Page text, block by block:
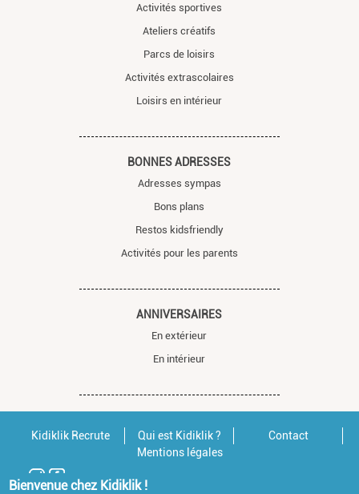
Activités sportives
Ateliers créatifs
Parcs de loisirs
Activités extrascolaires
Loisirs en intérieur
BONNES ADRESSES
Adresses sympas
Bons plans
Restos kidsfriendly
Activités pour les parents
ANNIVERSAIRES
En extérieur
En intérieur
Kidiklik Recrute Qui est Kidiklik ?
Contact
Mentions légales
Bienvenue chez Kidiklik !